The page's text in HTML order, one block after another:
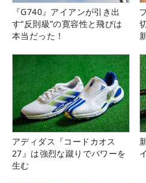
『G740』アイアンが引き出
す“反則級”の寛容性と飛びは
本当だった！
アディダス『コードカオス
27』は強烈な蹴りでパワーを
生む